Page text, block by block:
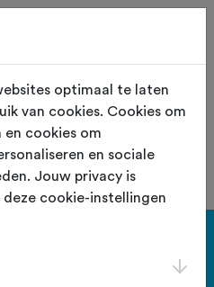
nummer "103006"
optimaal te laten
van cookies. Cookies om
en cookies om
en sociale
Jouw privacy is
deze cookie-instellingen